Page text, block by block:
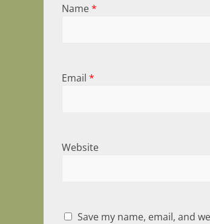
Name*
Email *
Website
Save my name, email, and